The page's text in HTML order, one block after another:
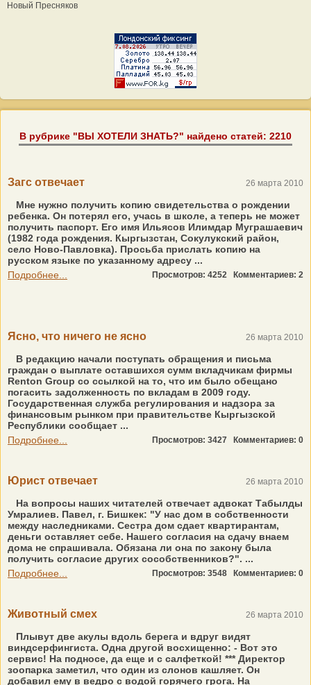
Новый Пресняков
В рубрике "ВЫ ХОТЕЛИ ЗНАТЬ?" найдено статей: 2210
Загс отвечает 26 марта 2010
Мне нужно получить копию свидетельства о рождении
ребенка. Он потерял его, учась в школе, а теперь не может
получить паспорт. Его имя Ильясов Илимдар Муграшаевич
(1982 года рождения. Кыргызстан, Сокулукский район,
село Ново-Павловка). Просьба прислать копию на
русском языке по указанному адресу ...
Подробнее...
Просмотров: 4252 Комментариев: 2
Ясно, что ничего не ясно 26 марта 2010
В редакцию начали поступать обращения и письма
граждан о выплате оставшихся сумм вкладчикам фирмы
Renton Group со ссылкой на то, что им было обещано
погасить задолженность по вкладам в 2009 году.
Государственная служба регулирования и надзора за
финансовым рынком при правительстве Кыргызской
Республики сообщает ...
Подробнее...
Просмотров: 3427 Комментариев: 0
Юрист отвечает 26 марта 2010
На вопросы наших читателей отвечает адвокат Табылды
Умралиев. Павел, г. Бишкек: "У нас дом в собственности
между наследниками. Сестра дом сдает квартирантам,
деньги оставляет себе. Нашего согласия на сдачу внаем
дома не спрашивала. Обязана ли она по закону была
получить согласие других сособственников?". ...
Подробнее...
Просмотров: 3548 Комментариев: 0
Животный смех 26 марта 2010
Плывут две акулы вдоль берега и вдруг видят
виндсерфингиста. Одна другой восхищенно: - Вот это
сервис! На подносе, да еще и с салфеткой! *** Директор
зоопарка заметил, что один из слонов кашляет. Он
добавил ему в ведро с водой горячего грога. На